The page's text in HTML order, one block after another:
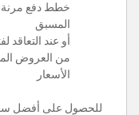
خطط دفع مرنة
المسبق
أو عند التعاقد
من العروض
الأسعار
للحصول على أفضل